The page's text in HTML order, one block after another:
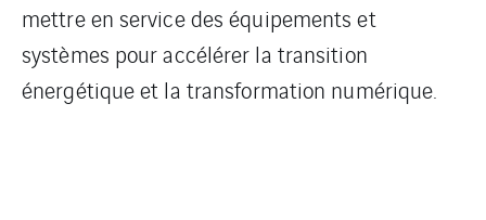
mettre en service des équipements et
systèmes pour accélérer la transition
énergétique et la transformation numérique.